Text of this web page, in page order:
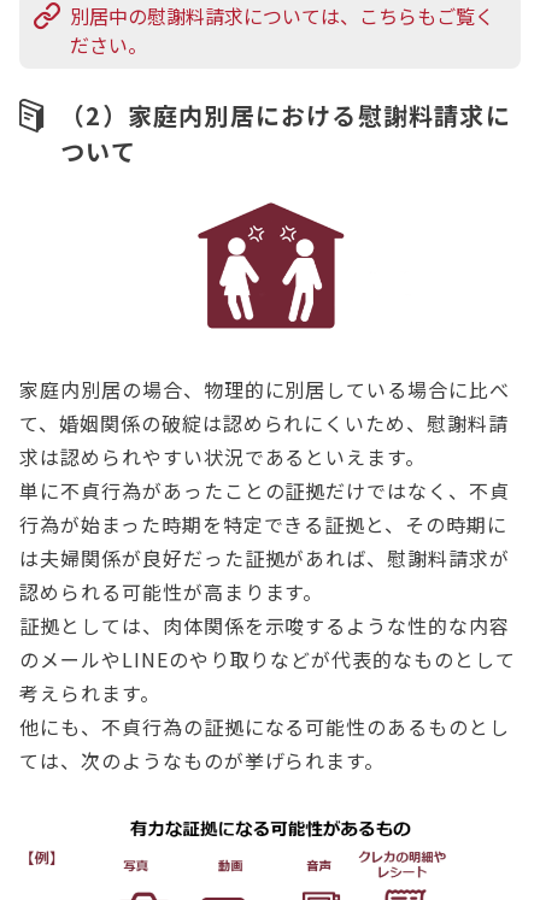
別居中の慰謝料請求については、こちらもご覧く
ださい。
（2）家庭内別居における慰謝料請求に
ついて
家庭内別居の場合、物理的に別居している場合に比べ
て、婚姻関係の破綻は認められにくいため、慰謝料請
求は認められやすい状況であるといえます。
単に不貞行為があったことの証拠だけではなく、不貞
行為が始まった時期を特定できる証拠と、その時期に
は夫婦関係が良好だった証拠があれば、慰謝料請求が
認められる可能性が高まります。
証拠としては、肉体関係を示唆するような性的な内容
のメールやLINEのやり取りなどが代表的なものとして
考えられます。
他にも、不貞行為の証拠になる可能性のあるものとし
ては、次のようなものが挙げられます。